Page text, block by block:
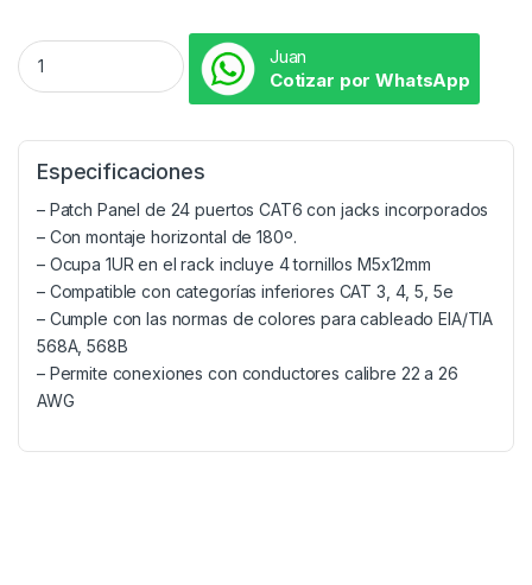
Juan
Cotizar por WhatsApp
Especificaciones
– Patch Panel de 24 puertos CAT6 con jacks incorporados
– Con montaje horizontal de 180º.
– Ocupa 1UR en el rack incluye 4 tornillos M5x12mm
– Compatible con categorías inferiores CAT 3, 4, 5, 5e
– Cumple con las normas de colores para cableado EIA/TIA
568A, 568B
– Permite conexiones con conductores calibre 22 a 26
AWG